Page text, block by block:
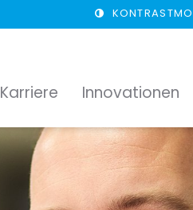
Karriere Innovationen